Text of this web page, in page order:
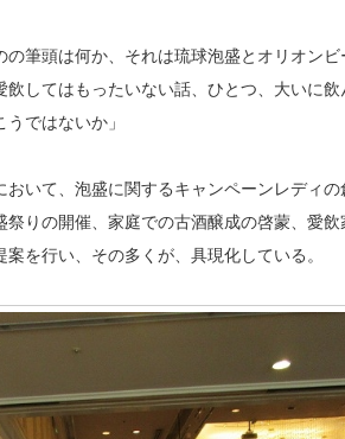
の筆頭は何か、それは琉球泡盛とオリオン
してはもったいない話、ひとつ、大いに飲
ではないか」
いて、泡盛に関するキャンペーンレディ
りの開催、家庭での古酒醸成の啓蒙、愛
を行い、その多くが、具現化している。